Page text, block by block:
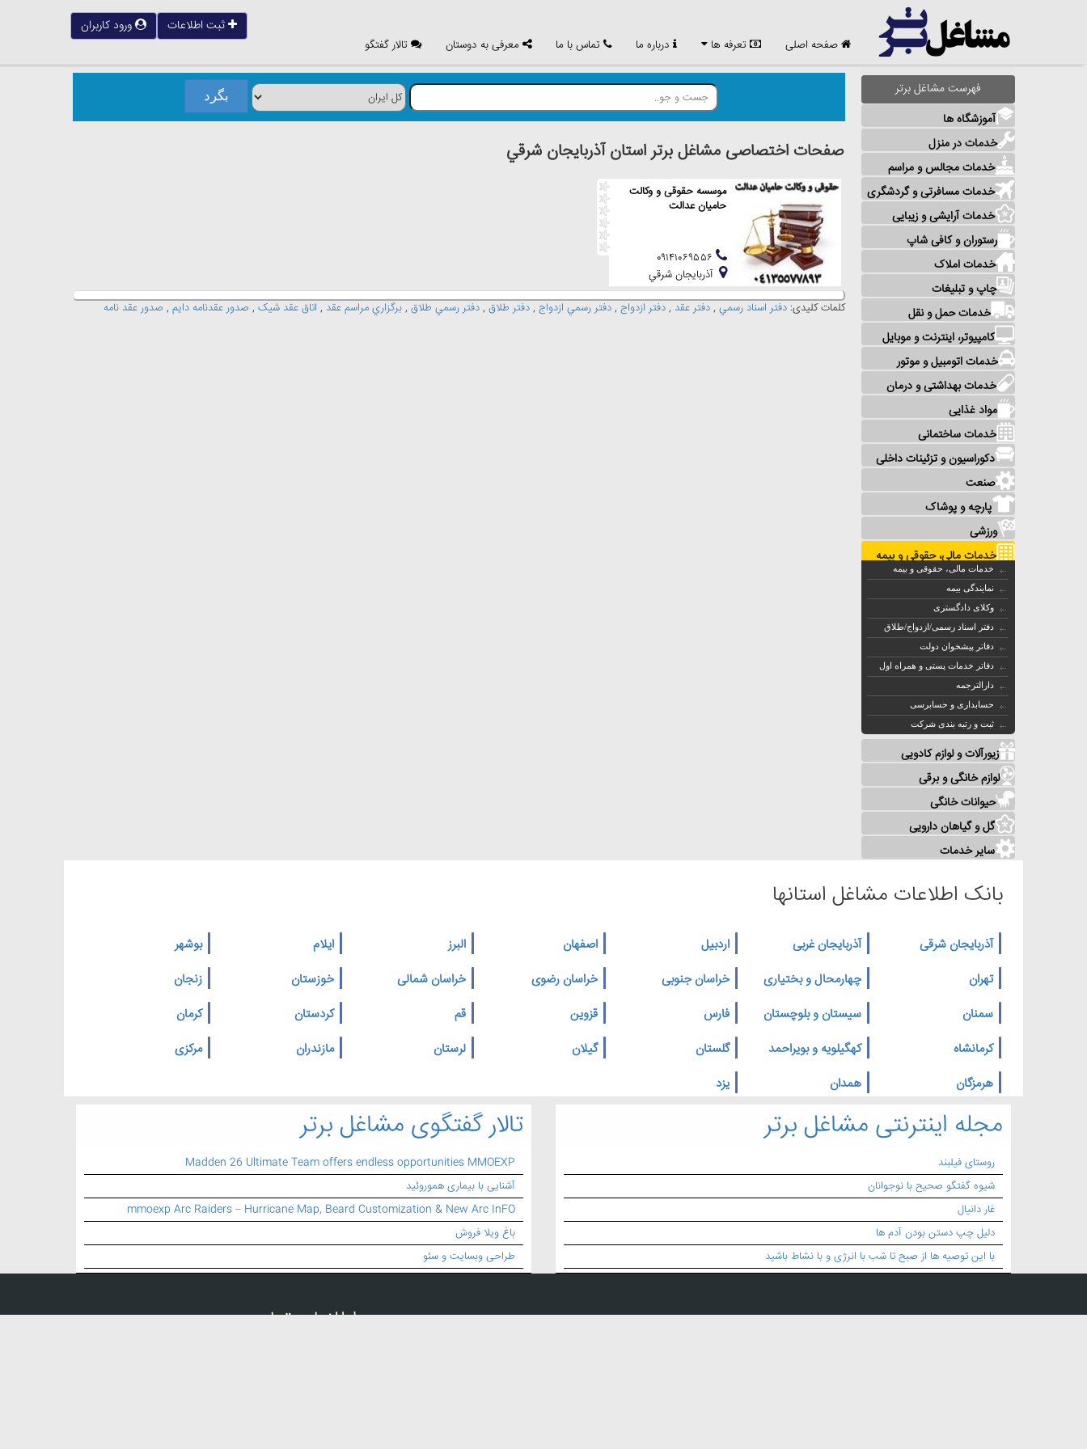
صفحه اصلی تعرفه ها درباره ما تماس با ما معرفی به دوستان تالار گفتگو
ثبت اطلاعات ورود کاربران
فهرست مشاغل برتر
آموزشگاه ها
خدمات در منزل
خدمات مجالس و مراسم
خدمات مسافرتی و گردشگری
خدمات آرایشی و زیبایی
رستوران و کافی شاپ
خدمات املاک
چاپ و تبلیغات
خدمات حمل و نقل
کامپیوتر، اینترنت و موبایل
خدمات اتومبیل و موتور
خدمات بهداشتی و درمان
مواد غذایی
خدمات ساختمانی
دکوراسیون و تزئینات داخلی
صنعت
پارچه و پوشاک
ورزشی
خدمات مالی، حقوقی و بیمه
خدمات مالی، حقوقی و بیمه
نمایندگی بیمه
وکلای دادگستری
دفتر اسناد رسمی/ازدواج/طلاق
دفاتر پیشخوان دولت
دفاتر خدمات پستی و همراه اول
دارالترجمه
حسابداری و حسابرسی
ثبت و رتبه بندی شرکت
زیورآلات و لوازم کادویی
لوازم خانگی و برقی
حیوانات خانگی
گل و گیاهان دارویی
سایر خدمات
صفحات اختصاصی مشاغل برتر استان آذربايجان شرقي
موسسه حقوقی و وکالت
حامیان عدالت
آذربايجان شرقي
کلمات کلیدی: دفتر اسناد رسمي , دفتر عقد , دفتر ازدواج , دفتر رسمي ازدواج , دفتر طلاق , دفتر رسمي طلاق , برگزاري مراسم عقد , اتاق عقد شيک , صدور عقدنامه دايم , صدور عقد نامه
بانک اطلاعات مشاغل استانها
آذربایجان شرقی آذربایجان غربی اردبیل اصفهان البرز ایلام
بوشهر
تهران
چهارمحال و بختیاری خراسان جنوبی خراسان رضوی خراسان شمالی خوزستان
زنجان
سمنان
سیستان و بلوچستان فارس قزوین قم کردستان
کرمان
کرمانشاه
کهگیلویه و بویراحمد گلستان گیلان لرستان مازندران
مرکزی
هرمزگان
همدان یزد
تالار گفتگوی مشاغل برتر
Madden 26 Ultimate Team offers endless opportunities MMOEXP
آشنایی با بیماری هموروئید
mmoexp Arc Raiders – Hurricane Map, Beard Customization & New Arc InFO
باغ ویلا فروش
طراحی وبسایت و سئو
مجله اینترنتی مشاغل برتر
روستای فیلبند
شیوه گفتگو صحیح با نوجوانان
غار دانیال
دلیل چپ دستن بودن آدم ها
با این توصیه ها از صبح تا شب با انرژی و با نشاط باشید
اطلاعات تماس